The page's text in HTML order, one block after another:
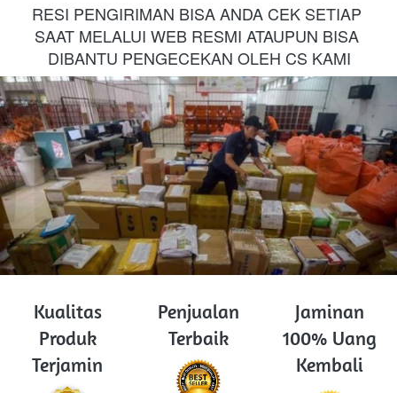
RESI PENGIRIMAN BISA ANDA CEK SETIAP
SAAT MELALUI WEB RESMI ATAUPUN BISA
DIBANTU PENGECEKAN OLEH CS KAMI
Kualitas
Produk
Terjamin
Penjualan
Terbaik
Jaminan
100% Uang
Kembali